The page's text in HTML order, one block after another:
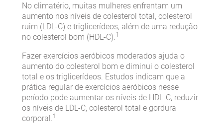
No climatério, muitas mulheres enfrentam um
aumento nos níveis de colesterol total, colesterol
ruim (LDL-C) e triglicerídeos, além de uma redução
no colesterol bom (HDL-C). 1
Fazer exercícios aeróbicos moderados ajuda o
aumento do colesterol bom e diminui o colesterol
total e os triglicerídeos. Estudos indicam que a
prática regular de exercícios aeróbicos nesse
período pode aumentar os níveis de HDL-C, reduzir
os níveis de LDL-C, colesterol total e gordura
corporal.1